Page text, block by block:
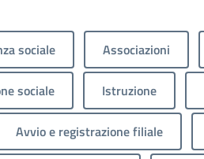
sociale Associazioni
sociale Istruzione
Avvio e registrazione filiale